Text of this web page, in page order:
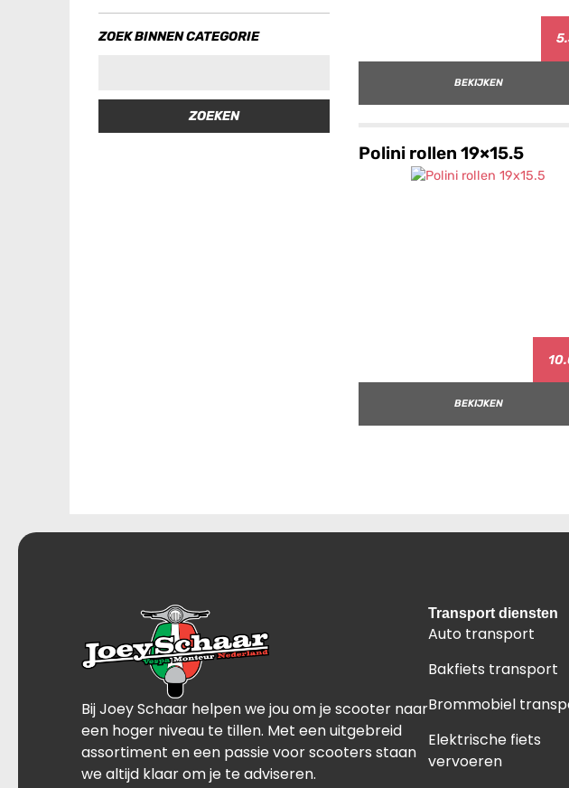
ZOEK BINNEN CATEGORIE
ZOEKEN
BEKIJKEN
Polini rollen 19×15.5
BEKIJKEN
Bij Joey Schaar helpen we jou om je scooter naar
een hoger niveau te tillen. Met een uitgebreid
assortiment en een passie voor scooters staan
we altijd klaar om je te adviseren.
Transport diensten
Auto transport
Bakfiets transport
Brommobiel
Elektrische fiets
vervoeren